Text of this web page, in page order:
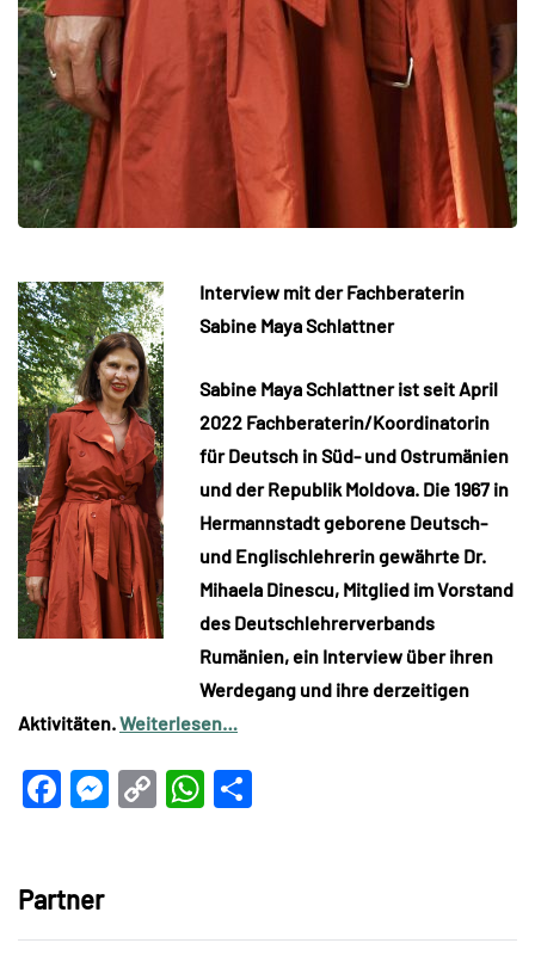
Interview mit der Fachberaterin
Sabine Maya Schlattner
Sabine Maya Schlattner ist seit April
2022 Fachberaterin/Koordinatorin
für Deutsch in Süd- und Ostrumänien
und der Republik Moldova. Die 1967 in
Hermannstadt geborene Deutsch-
und Englischlehrerin gewährte Dr.
Mihaela Dinescu, Mitglied im Vorstand
des Deutschlehrerverbands
Rumänien, ein Interview über ihren
Werdegang und ihre derzeitigen
Aktivitäten.Weiterlesen…
Facebook
Messenger
CopyWhatsApp
Partner